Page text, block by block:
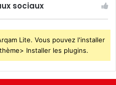
sociaux
Lite. Vous pouvez l'installer
Installer les plugins.